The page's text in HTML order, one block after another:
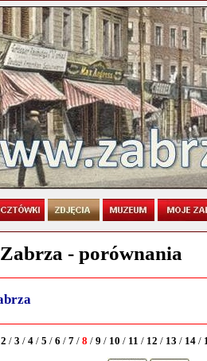
- porównania
2 / 3 / 4 / 5 / 6 / 7 / 8 / 9 / 10 / 11 / 12 / 13 / 14 /